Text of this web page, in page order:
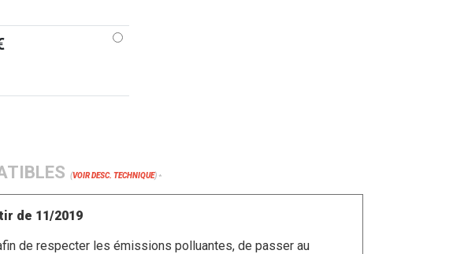
(VOIR DESC. TECHNIQUE) *
de 11/2019
de respecter les émissions polluantes, de passer au